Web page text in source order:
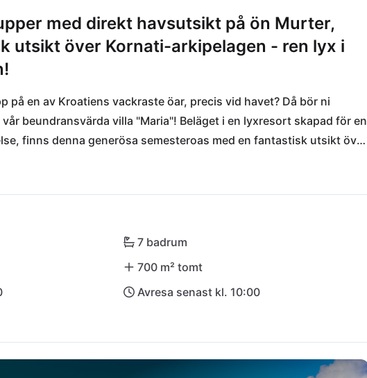
med direkt havsutsikt på ön Murter,
utsikt över Kornati-arkipelagen - ren lyx i
på en av Kroatiens vackraste öar, precis vid havet? Då bör ni
beundransvärda villa "Maria"! Beläget i en lyxresort skapad för en
finns denna generösa semesteroas med en fantastisk utsikt över
vackra öar i området kring Sibenik. Man ska leva här, som namnet
bil över bron i Tisno, och det är bara en dryg timme med bil till
7 badrum
700 m² tomt
Avresa senast kl. 10:00